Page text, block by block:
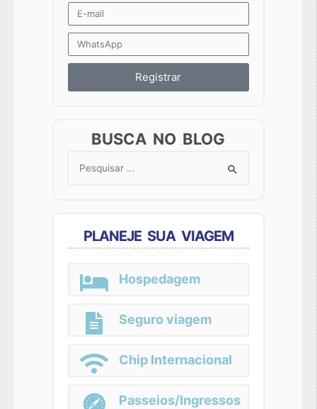
Registrar
BUSCA NO BLOG
Search
PLANEJE SUA VIAGEM
Hospedagem
Seguro viagem
Chip Internacional
Passeios/Ingressos